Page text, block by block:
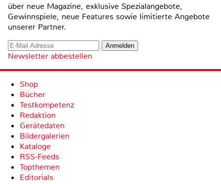
über neue Magazine, exklusive Spezialangebote,
Gewinnspiele, neue Features sowie limitierte Angebote
unserer Partner.
Newsletter abbestellen
Shop
Bücher
Testkompetenz
Redaktion
Gerätedaten
Bildergalerien
Kataloge
RSS-Feeds
Topthemen
Editorials